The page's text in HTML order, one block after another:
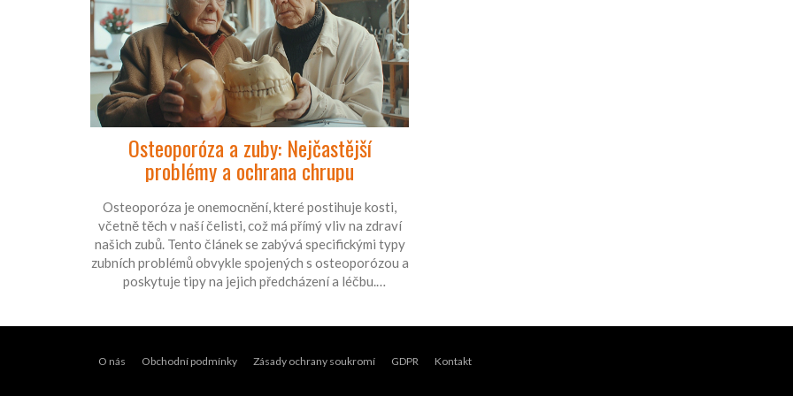
Osteoporóza a zuby: Nejčastější
problémy a ochrana chrupu
Osteoporóza je onemocnění, které postihuje kosti,
včetně těch v naší čelisti, což má přímý vliv na zdraví
našich zubů. Tento článek se zabývá specifickými typy
zubních problémů obvykle spojených s osteoporózou a
poskytuje tipy na jejich předcházení a léčbu.
O nás Obchodní podmínky Zásady ochrany soukromí GDPR Kontakt